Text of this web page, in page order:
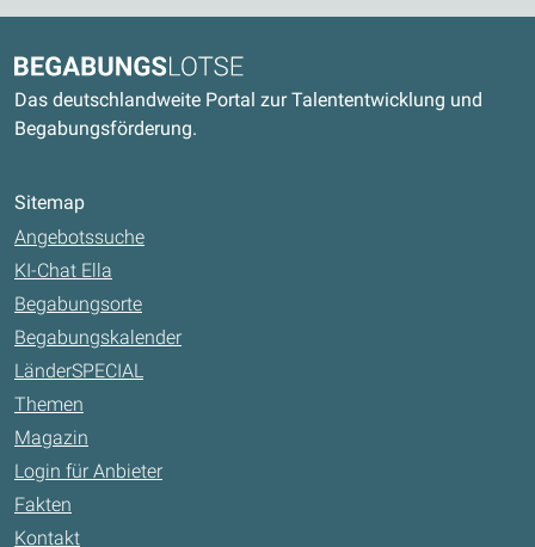
Begabungslotse
Das deutschlandweite Portal zur Talententwicklung und
Begabungsförderung.
Sitemap
Angebotssuche
KI-Chat Ella
Begabungsorte
Begabungskalender
LänderSPECIAL
Themen
Magazin
Login für Anbieter
Fakten
Kontakt